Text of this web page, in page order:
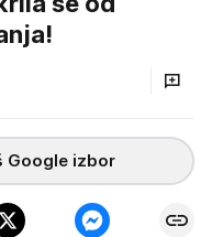
Google izbor